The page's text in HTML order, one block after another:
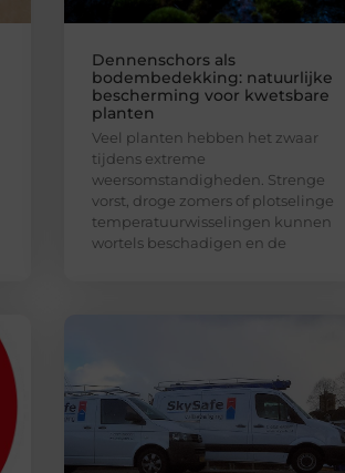
Dennenschors als
bodembedekking: natuurlijke
bescherming voor kwetsbare
planten
Veel planten hebben het zwaar
tijdens extreme
weersomstandigheden. Strenge
vorst, droge zomers of plotselinge
temperatuurwisselingen kunnen
wortels beschadigen en de